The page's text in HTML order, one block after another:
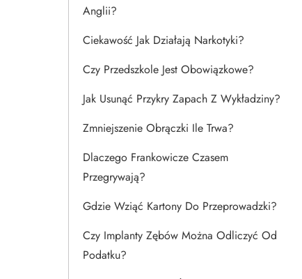
Anglii?
Ciekawość Jak Działają Narkotyki?
Czy Przedszkole Jest Obowiązkowe?
Jak Usunąć Przykry Zapach Z Wykładziny?
Zmniejszenie Obrączki Ile Trwa?
Dlaczego Frankowicze Czasem
Przegrywają?
Gdzie Wziąć Kartony Do Przeprowadzki?
Czy Implanty Zębów Można Odliczyć Od
Podatku?